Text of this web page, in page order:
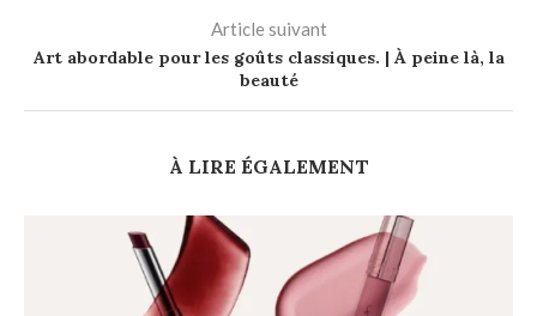
Article suivant
Art abordable pour les goûts classiques. | À peine là, la
beauté
À LIRE ÉGALEMENT